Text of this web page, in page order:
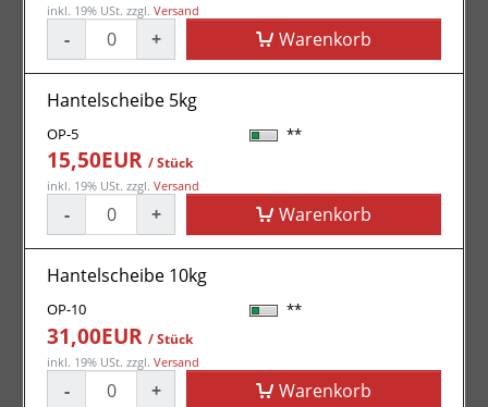
inkl. 19% USt. zzgl. Versand
- + Warenkorb
Hantelscheibe 5kg
OP-5 **
15,50EUR / Stück
inkl. 19% USt. zzgl. Versand
- + Warenkorb
Hantelscheibe 10kg
OP-10 **
31,00EUR / Stück
inkl. 19% USt. zzgl. Versand
- + Warenkorb